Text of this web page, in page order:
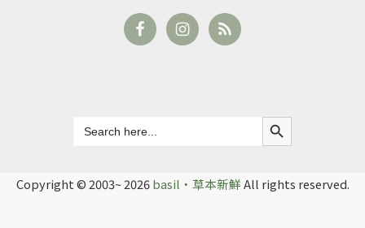
for:
Search Button
Copyright © 2003~ 2026basil‧草本新鮮All rights reserved.